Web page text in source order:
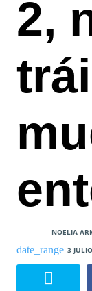
2,
NOELIA
3